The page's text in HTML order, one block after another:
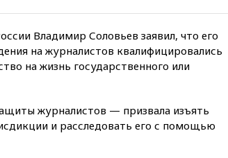
«Яблока»
вчера, 18:15 Четыре человека
пострадали при атаках ВСУ на
Белгородскую область
Газе
Владимир Соловьев заявил, что его
на журналистов квалифицировались
на жизнь государственного или
журналистов — призвала изъять
и расследовать его с помощью